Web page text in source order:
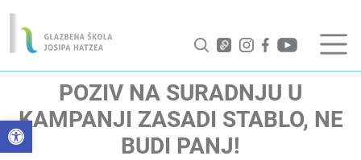
Open toolbar
POZIV NA SURADNJU U
KAMPANJI ZASADI STABLO, NE
BUDI PANJ!